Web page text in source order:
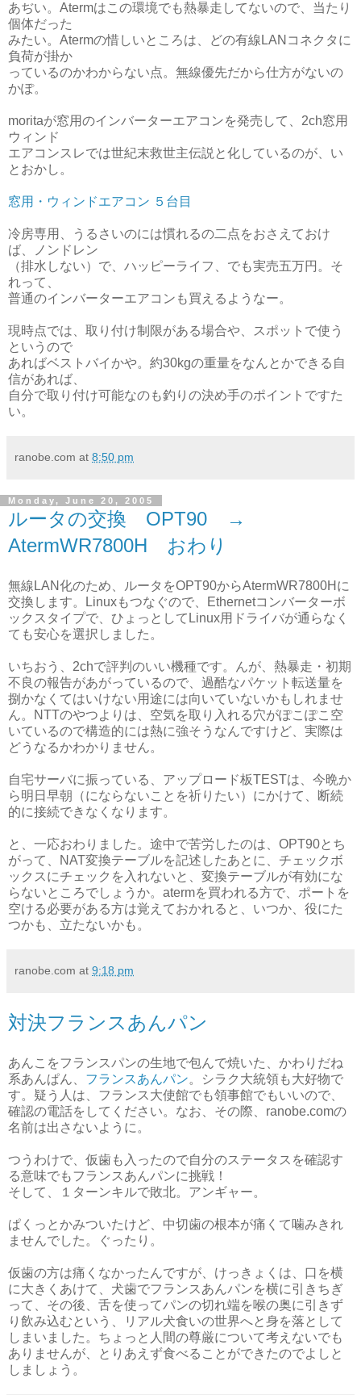
あぢい。Atermはこの環境でも熱暴走してないので、当たり
個体だった
みたい。Atermの惜しいところは、どの有線LANコネクタに
負荷が掛か
っているのかわからない点。無線優先だから仕方がないの
かぽ。
moritaが窓用のインバーターエアコンを発売して、2ch窓用
ウィンド
エアコンスレでは世紀末救世主伝説と化しているのが、い
とおかし。
窓用・ウィンドエアコン ５台目
冷房専用、うるさいのには慣れるの二点をおさえておけ
ば、ノンドレン
（排水しない）で、ハッピーライフ、でも実売五万円。そ
れって、
普通のインバーターエアコンも買えるようなー。
現時点では、取り付け制限がある場合や、スポットで使う
というので
あればベストバイかや。約30kgの重量をなんとかできる自
信があれば、
自分で取り付け可能なのも釣りの決め手のポイントですた
い。
ranobe.com at 8:50 pm
Monday, June 20, 2005
ルータの交換 OPT90 →
AtermWR7800H おわり
無線LAN化のため、ルータをOPT90からAtermWR7800Hに
交換します。Linuxもつなぐので、Ethernetコンバーターボ
ックスタイプで、ひょっとしてLinux用ドライバが通らなく
ても安心を選択しました。
いちおう、2chで評判のいい機種です。んが、熱暴走・初期
不良の報告があがっているので、過酷なパケット転送量を
捌かなくてはいけない用途には向いていないかもしれませ
ん。NTTのやつよりは、空気を取り入れる穴がぽこぽこ空
いているので構造的には熱に強そうなんですけど、実際は
どうなるかわかりません。
自宅サーバに振っている、アップロード板TESTは、今晩か
ら明日早朝（にならないことを祈りたい）にかけて、断続
的に接続できなくなります。
と、一応おわりました。途中で苦労したのは、OPT90とち
がって、NAT変換テーブルを記述したあとに、チェックボ
ックスにチェックを入れないと、変換テーブルが有効にな
らないところでしょうか。atermを買われる方で、ポートを
空ける必要がある方は覚えておかれると、いつか、役にた
つかも、立たないかも。
ranobe.com at 9:18 pm
対決フランスあんパン
あんこをフランスパンの生地で包んで焼いた、かわりだね
系あんぱん、 フランスあんパン。シラク大統領も大好物で
す。疑う人は、フランス大使館でも領事館でもいいので、
確認の電話をしてください。なお、その際、ranobe.comの
名前は出さないように。
つうわけで、仮歯も入ったので自分のステータスを確認す
る意味でもフランスあんパンに挑戦！
そして、１ターンキルで敗北。アンギャー。
ぱくっとかみついたけど、中切歯の根本が痛くて噛みきれ
ませんでした。ぐったり。
仮歯の方は痛くなかったんですが、けっきょくは、口を横
に大きくあけて、犬歯でフランスあんパンを横に引きちぎ
って、その後、舌を使ってパンの切れ端を喉の奥に引きず
り飲み込むという、リアル犬食いの世界へと身を落として
しまいました。ちょっと人間の尊厳について考えないでも
ありませんが、とりあえず食べることができたのでよしと
しましょう。